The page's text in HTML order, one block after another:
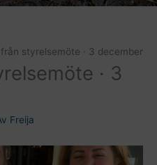
styrelsemöte · 3 december
· 3
Freija